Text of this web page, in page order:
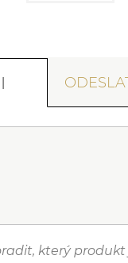
který produkt